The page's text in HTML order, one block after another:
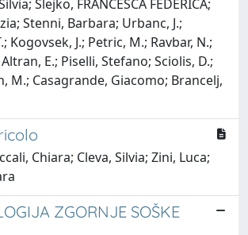
Slejko, FRANCESCA FEDERICA;
Stenni, Barbara; Urbanc, J.;
Kogovsek, J.; Petric, M.; Ravbar, N.;
E.; Piselli, Stefano; Sciolis, D.;
M.; Casagrande, Giacomo; Brancelj,
Chiara; Cleva, Silvia; Zini, Luca;
ZGORNJE SOŠKE